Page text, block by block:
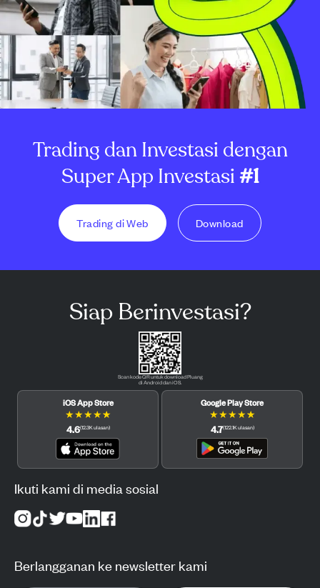
Trading dan Investasi dengan
Super App Investasi#1
Trading di Web Download
Siap Berinvestasi?
Scan kode QR untuk download Pluang
di Android dan iOS.
iOS App Store
★★★★★
4.6(12.3Kulasan)
Google Play Store
★★★★★
4.7(122.1Kulasan)
Ikuti kami di media sosial
Berlangganan ke newsletter kami